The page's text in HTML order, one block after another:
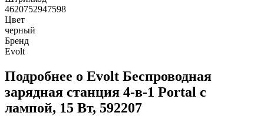
4620752947598
Цвет
черный
Бренд
Evolt
Подробнее о Evolt Беспроводная
зарядная станция 4-в-1 Portal c
лампой, 15 Вт, 592207